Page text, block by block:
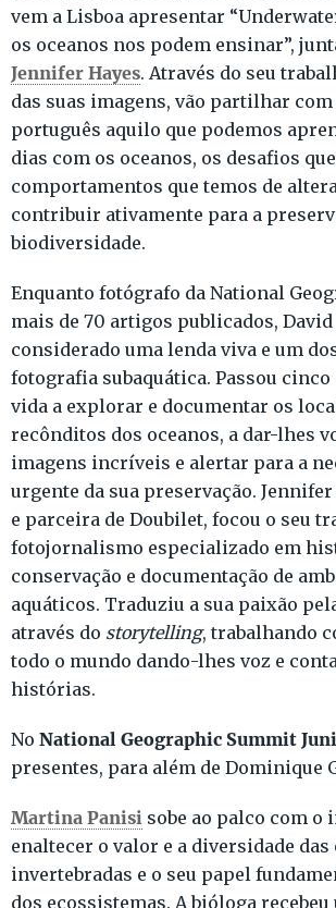
vem a Lisboa apresentar
os oceanos nos podem ensinar”,
Jennifer Hayes. Através do seu
das suas imagens, vão partilhar
português aquilo que podemos
dias com os oceanos, os desafios
comportamentos que temos de
contribuir ativamente para a
biodiversidade.
Enquanto fotógrafo da National
mais de 70 artigos publicados,
considerado uma lenda viva e um
fotografia subaquática. Passou cinco
vida a explorar e documentar os
recônditos dos oceanos, a dar-lhes
imagens incríveis e alertar para a
urgente da sua preservação.
e parceira de Doubilet, focou o seu
fotojornalismo especializado em
conservação e documentação de
aquáticos. Traduziu a sua paixão
através do storytelling, trabalhando
todo o mundo dando-lhes voz e
histórias.
No National Geographic Summit
presentes, para além de Dominique
Martina Panisi sobe ao palco com o
enaltecer o valor e a diversidade das
invertebradas e o seu papel
dos ecossistemas. A bióloga recebeu